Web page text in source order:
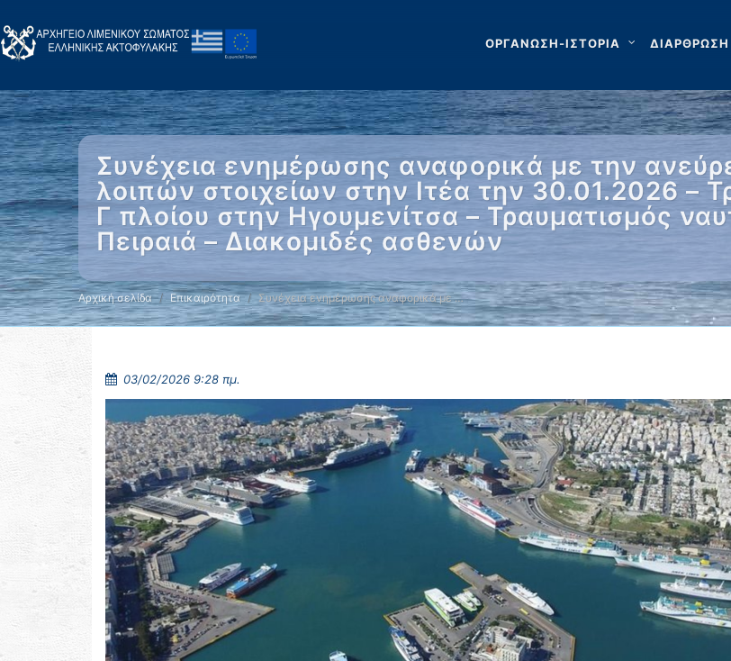
ΟΡΓΑΝΩΣΗ-ΙΣΤΟΡΙΑ ΔΙΑΡΘΡΩΣΗ
Συνέχεια ενημέρωσης αναφορικά με την
λοιπών στοιχείων στην Ιτέα την 30.01.2026 –
Γ πλοίου στην Ηγουμενίτσα – Τραυματισμός
Πειραιά – Διακομιδές ασθενών
Αρχική σελίδα Επικαιρότητα Συνέχεια ενημέρωσης αναφορικά με …
03/02/2026 9:28 πμ.